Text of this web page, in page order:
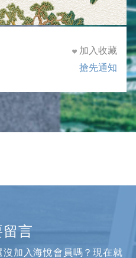
加入收藏
搶先通知
留言
加入海悅會員嗎？現在就